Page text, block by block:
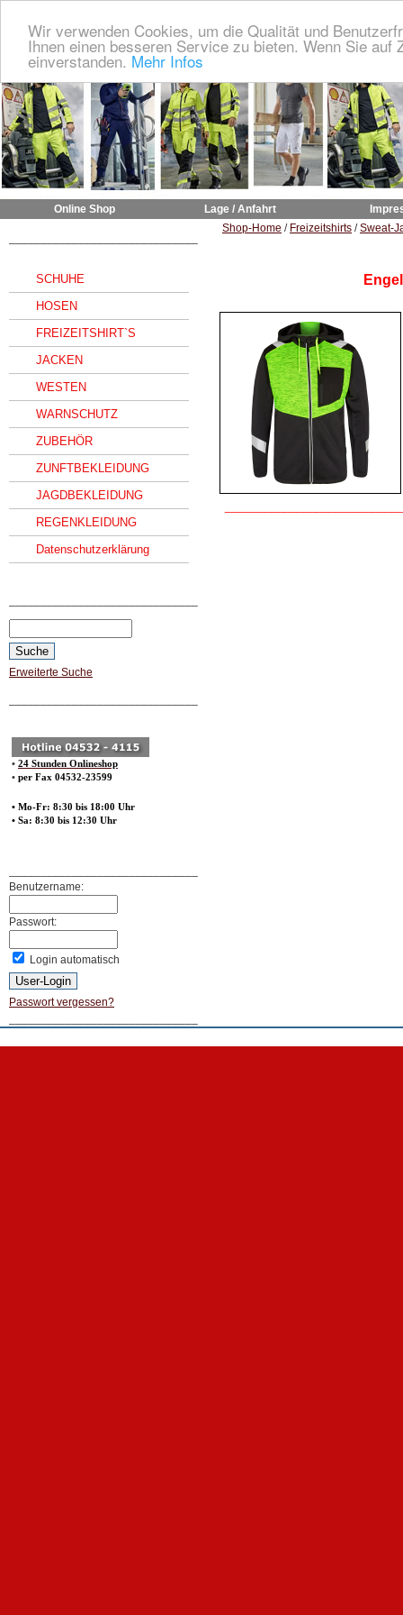
Wir verwenden Cookies, um die Qualität und
Ihnen einen besseren Service zu bieten. Wenn Sie
einverstanden. Mehr Infos
Online Shop Lage / Anfahrt
SCHUHE
HOSEN
FREIZEITSHIRT`S
JACKEN
WESTEN
WARNSCHUTZ
ZUBEHÖR
ZUNFTBEKLEIDUNG
JAGDBEKLEIDUNG
REGENKLEIDUNG
Datenschutzerklärung
Erweiterte Suche
• 24 Stunden Onlineshop
• per Fax 04532-23599
• Mo-Fr: 8:30 bis 18:00 Uhr
• Sa: 8:30 bis 12:30 Uhr
Benutzername:
Passwort:
Login automatisch
Passwort vergessen?
Shop-Home / Freizeitshirts /Sweat-